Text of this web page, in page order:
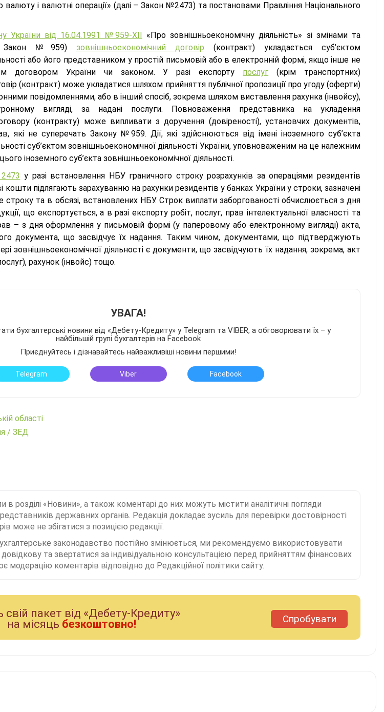
валюту і валютні операції» (далі – Закон №2473) та постановами Правління Національного
України від 16.04.1991 №959-ХІІ «Про зовнішньоекономічну діяльність» зі змінами та
Закон №959) зовнішньоекономічний договір (контракт) укладається суб’єктом
або його представником у простій письмовій або в електронній формі, якщо інше не
договором України чи законом. У разі експорту послуг (крім транспортних)
(контракт) може укладатися шляхом прийняття публічної пропозиції про угоду (оферти)
повідомленнями, або в інший спосіб, зокрема шляхом виставлення рахунка (інвойсу),
вигляді, за надані послуги. Повноваження представника на укладення
(контракту) може випливати з доручення (довіреності), установчих документів,
які не суперечать Закону №959. Дії, які здійснюються від імені іноземного суб’єкта
суб’єктом зовнішньоекономічної діяльності України, уповноваженим на це належним
іноземного суб’єкта зовнішньоекономічної діяльності.
у разі встановлення НБУ граничного строку розрахунків за операціями резидентів
кошти підлягають зарахуванню на рахунки резидентів у банках України у строки, зазначені
строку та в обсязі, встановлених НБУ. Строк виплати заборгованості обчислюється з дня
що експортується, а в разі експорту робіт, послуг, прав інтелектуальної власності та
– з дня оформлення у письмовій формі (у паперовому або електронному вигляді) акта,
документа, що засвідчує їх надання. Таким чином, документами, що підтверджують
зовнішньоекономічної діяльності є документи, що засвідчують їх надання, зокрема, акт
рахунок (інвойс) тощо.
УВАГА!
бухгалтерські новини від «Дебету-Кредиту» у Telegram та VIBER, а обговорювати їх – у
найбільшій групі бухгалтерів на Facebook
Приєднуйтесь і дізнавайтесь найважливіші новини першими!
Telegram Viber Facebook
області
/ ЗЕД
в розділі «Новини», а також коментарі до них можуть містити аналітичні погляди
державних органів. Редакція докладає зусиль для перевірки достовірності
може не збігатися з позицією редакції.
законодавство постійно змінюється, ми рекомендуємо використовувати
та звертатися за індивідуальною консультацією перед прийняттям фінансових
модерацію коментарів відповідно до Редакційної політики сайту.
свiй пакет вiд «Дебету-Кредиту»
на мiсяць безкоштовно! Спробувати